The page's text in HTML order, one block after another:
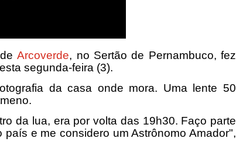
deArcoverde, no Sertão de Pernambuco, fez
segunda-feira (3).
da casa onde mora. Uma lente 50
da lua, era por volta das 19h30. Faço parte
e me considero um Astrônomo Amador",